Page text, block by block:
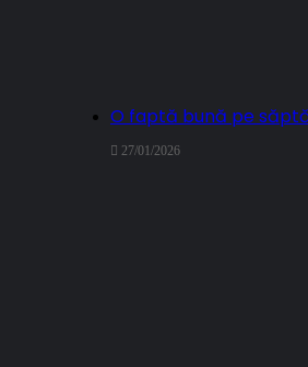
O faptă bună pe
27/01/2026